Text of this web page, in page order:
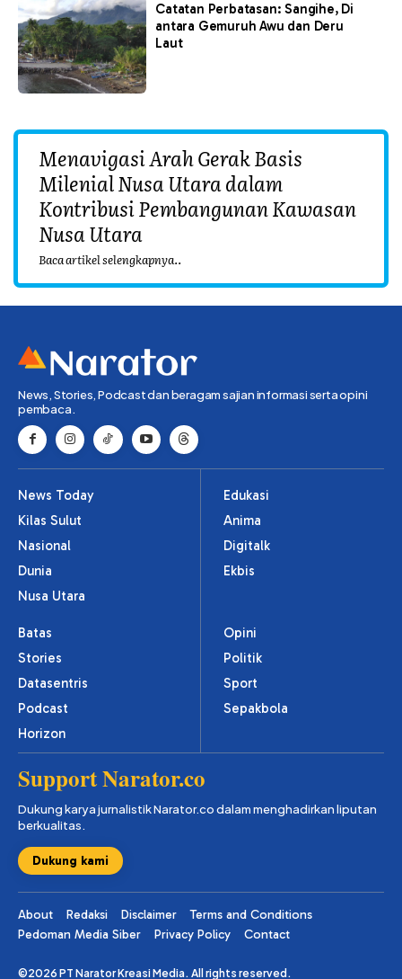
Catatan Perbatasan: Sangihe, Di
antara Gemuruh Awu dan Deru
Laut
Menavigasi Arah Gerak Basis
Milenial Nusa Utara dalam
Kontribusi Pembangunan Kawasan
Nusa Utara
Baca artikel selengkapnya..
News, Stories, Podcast dan beragam sajian informasi serta opini
pembaca.
News Today
Kilas Sulut
Nasional
Dunia
Nusa Utara
Edukasi
Anima
Digitalk
Ekbis
Batas
Stories
Datasentris
Podcast
Horizon
Opini
Politik
Sport
Sepakbola
Support Narator.co
Dukung karya jurnalistik Narator.co dalam menghadirkan liputan
berkualitas.
Dukung kami
About Redaksi Disclaimer
Terms and Conditions
Pedoman Media Siber
Privacy Policy Contact
©2026 PT Narator Kreasi Media. All rights reserved.